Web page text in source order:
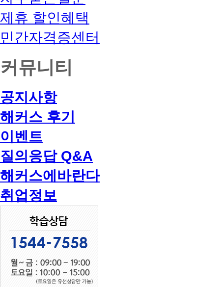
제휴 할인혜택
민간자격증센터
커뮤니티
공지사항
해커스 후기
이벤트
질의응답 Q&A
해커스에바란다
취업정보